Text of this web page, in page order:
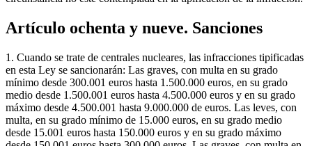
Artículo ochenta y nueve. Sanciones
1. Cuando se trate de centrales nucleares, las infracciones tipificadas
en esta Ley se sancionarán: Las graves, con multa en su grado
mínimo desde 300.001 euros hasta 1.500.000 euros, en su grado
medio desde 1.500.001 euros hasta 4.500.000 euros y en su grado
máximo desde 4.500.001 hasta 9.000.000 de euros. Las leves, con
multa, en su grado mínimo de 15.000 euros, en su grado medio
desde 15.001 euros hasta 150.000 euros y en su grado máximo